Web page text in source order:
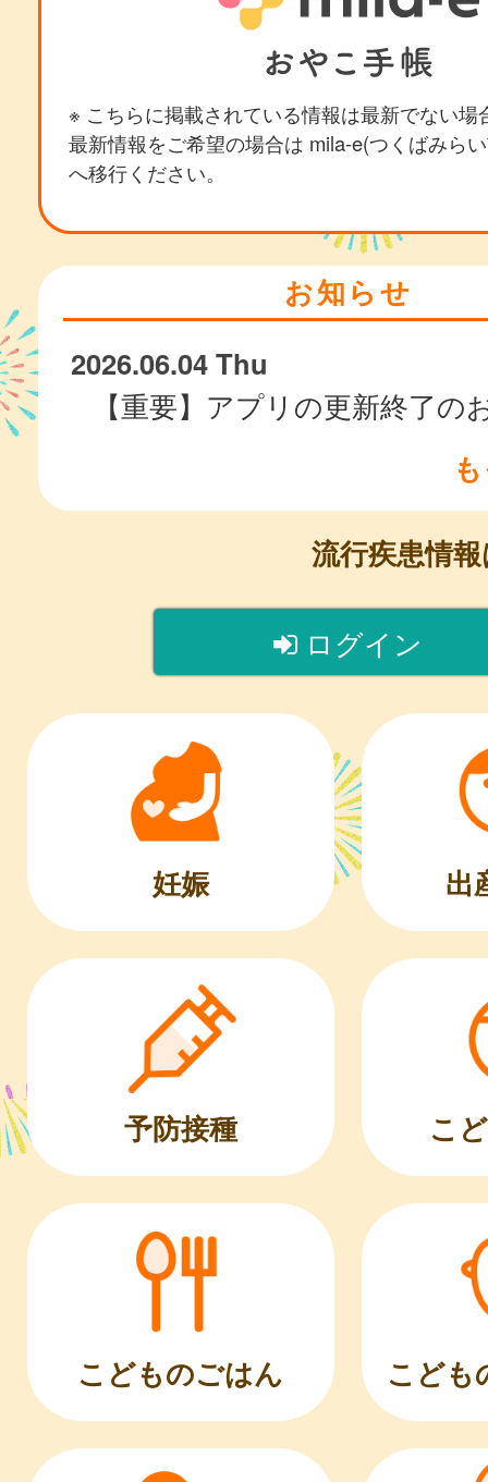
※ こちらに掲載されている情報は最新でない場
最新情報をご希望の場合は mila-e(つくばみら
へ移行ください。
お知らせ
2026.06.04 Thu
【重要】アプリの更新終了の
流行疾患情
ログイン
妊娠 出
予防接種 こ
こどものごはん こども